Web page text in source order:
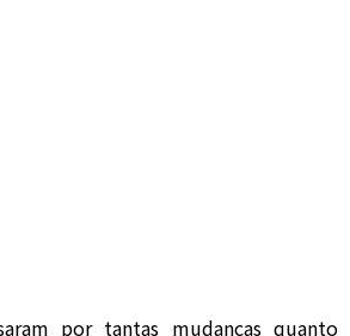
por tantas mudanças quanto